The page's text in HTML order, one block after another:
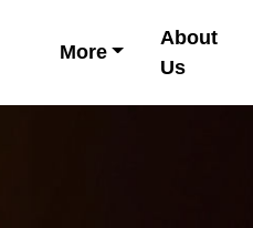
More
About
Us